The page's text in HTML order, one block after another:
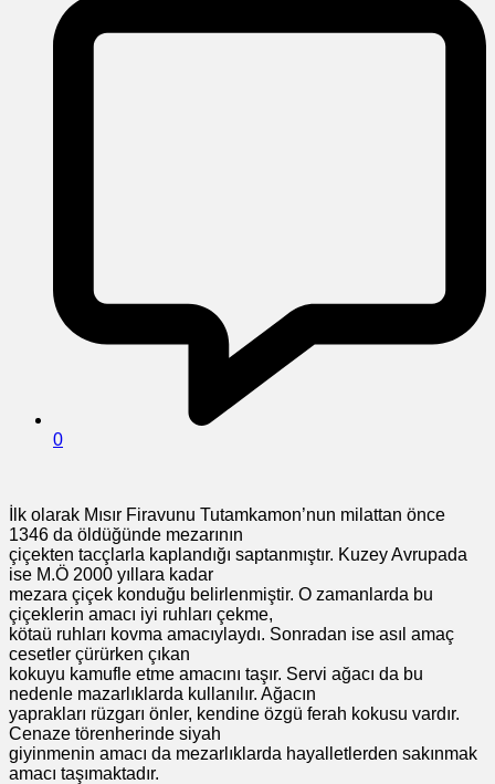
0
İlk olarak Mısır Firavunu Tutamkamon’nun milattan önce
1346 da öldüğünde mezarının
çiçekten tacçlarla kaplandığı saptanmıştır. Kuzey Avrupada
ise M.Ö 2000 yıllara kadar
mezara çiçek konduğu belirlenmiştir. O zamanlarda bu
çiçeklerin amacı iyi ruhları çekme,
kötaü ruhları kovma amacıylaydı. Sonradan ise asıl amaç
cesetler çürürken çıkan
kokuyu kamufle etme amacını taşır. Servi ağacı da bu
nedenle mazarlıklarda kullanılır. Ağacın
yaprakları rüzgarı önler, kendine özgü ferah kokusu vardır.
Cenaze törenherinde siyah
giyinmenin amacı da mezarlıklarda hayalletlerden sakınmak
amacı taşımaktadır.